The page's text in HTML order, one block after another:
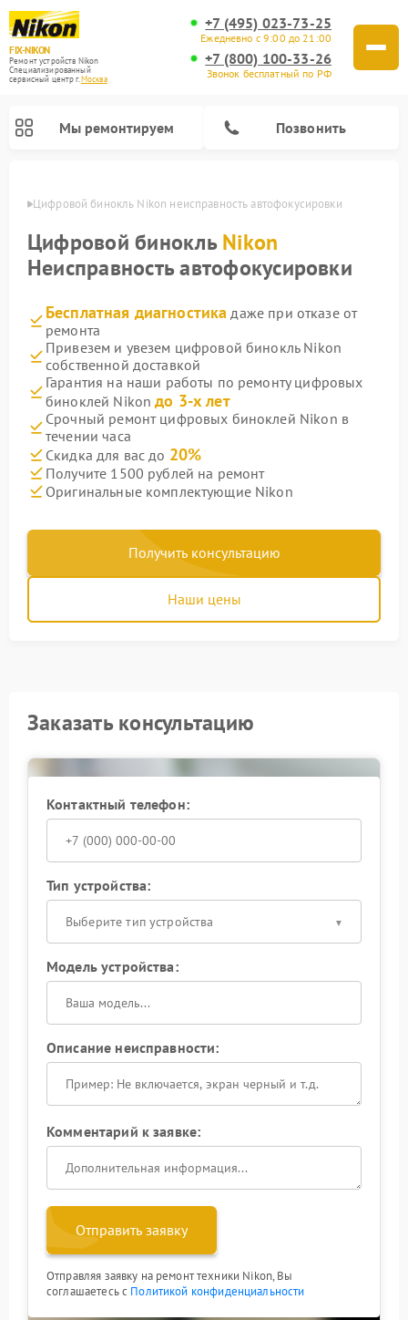
FIX-NIKON
Ремонт устройств Nikon
Специализированный
cервисный центр г.Москва
+7 (495) 023-73-25
Ежедневно с 9:00 до 21:00
+7 (800) 100-33-26
Звонок бесплатный по РФ
Мы ремонтируем Позвонить
Цифровой бинокль Nikon неисправность автофокусировки
Цифровой бинокльNikon
Неисправность автофокусировки
Бесплатная диагностика даже при отказе от
ремонта
Привезем и увезем цифровой бинокль Nikon
собственной доставкой
Гарантия на наши работы по ремонту цифровых
биноклей Nikonдо 3-х лет
Срочный ремонт цифровых биноклей Nikon в
течении часа
Скидка для вас до 20%
Получите 1500 рублей на ремонт
Оригинальные комплектующие Nikon
Получить консультацию
Наши цены
Заказать консультацию
Контактный телефон:
Тип устройства:
Выберите тип устройства
Модель устройства:
Описание неисправности:
Комментарий к заявке:
Отправить заявку
Отправляя заявку на ремонт техники Nikon, Вы
соглашаетесь с Политикой конфиденциальности